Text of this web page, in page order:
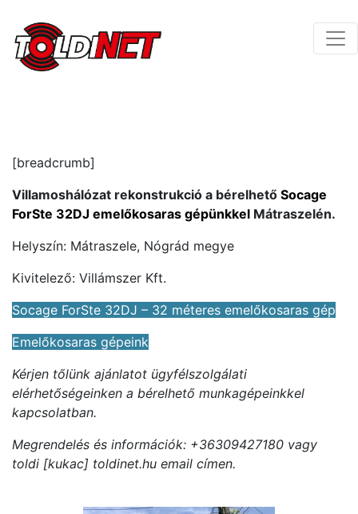
[breadcrumb]
Villamoshálózat rekonstrukció a bérelhető Socage
ForSte 32DJ emelőkosaras gépünkkel Mátraszelén.
Helyszín: Mátraszele, Nógrád megye
Kivitelező: Villámszer Kft.
Socage ForSte 32DJ – 32 méteres emelőkosaras gép
Emelőkosaras gépeink
Kérjen tőlünk ajánlatot ügyfélszolgálati
elérhetőségeinken a bérelhető munkagépeinkkel
kapcsolatban.
Megrendelés és információk: +36309427180 vagy
toldi [kukac] toldinet.hu email címen.